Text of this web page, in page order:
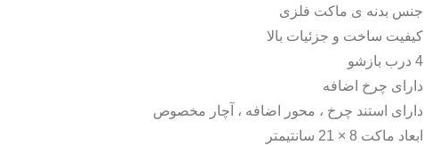
جنس بدنه ی ماکت فلزی
کیفیت ساخت و جزئیات بالا
4 درب بازشو
دارای چرخ اضافه
دارای استند چرخ ، محور اضافه ، آچار مخصوص
ابعاد ماکت 8 × 21 سانتیمتر